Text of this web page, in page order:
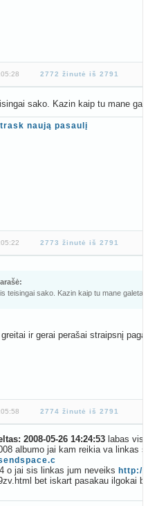
2772 žinutė iš 2791
sako. Kazin kaip tu mane
naują pasaulį
2773 žinutė iš 2791
teisingai sako. Kazin kaip tu mane galetai
ir gerai perašai straipsnį pagal
2774 žinutė iš 2791
2008-05-26 14:24:53 labas
albumo jai kam reikia va linkas
o jai sis linkas jum neveiks http://
bet iskart pasakau ilgokai